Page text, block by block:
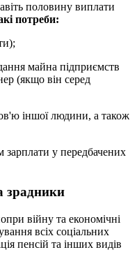
половину виплати
потреби:
майна підприємств
(якщо він серед
іншої людини, а також
у передбачених
зрадники
війну та економічні
всіх соціальних
пенсій та інших видів